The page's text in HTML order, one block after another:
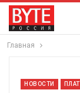
Главная
НОВОСТИ